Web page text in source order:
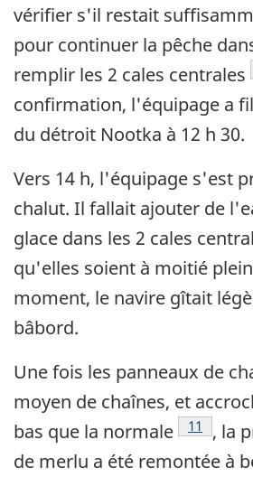
vérifier s'il restait
pour continuer la pêche
remplir les 2 cales centrales
confirmation, l'équipage a
du détroit Nootka à 12 h 30.
Vers 14 h, l'équipage s'est
chalut. Il fallait ajouter de
glace dans les 2 cales
qu'elles soient à moitié
moment, le navire gîtait
bâbord.
Une fois les panneaux de
moyen de chaînes, et
bas que la normale
Note de
11
, la
de merlu a été remontée à